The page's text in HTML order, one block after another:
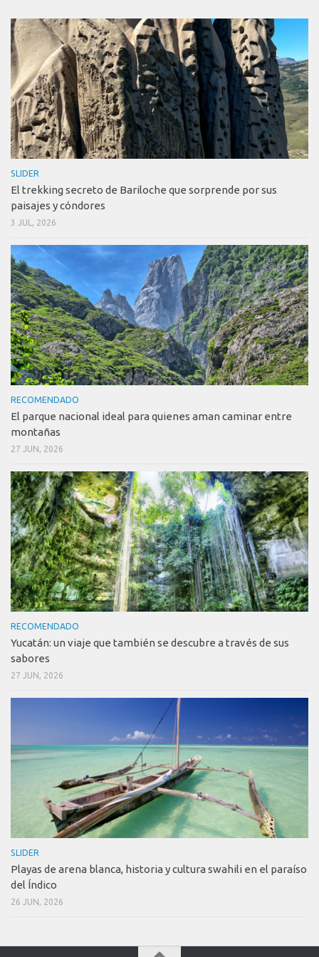
SLIDER
El trekking secreto de Bariloche que sorprende por sus
paisajes y cóndores
3 JUL, 2026
RECOMENDADO
El parque nacional ideal para quienes aman caminar entre
montañas
27 JUN, 2026
RECOMENDADO
Yucatán: un viaje que también se descubre a través de sus
sabores
27 JUN, 2026
SLIDER
Playas de arena blanca, historia y cultura swahili en el paraíso
del Índico
26 JUN, 2026